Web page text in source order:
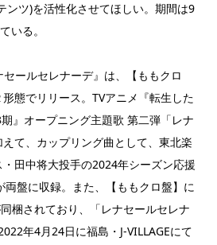
ンツ)を活性化させてほしい。期間は9
いる。
ールセレナーデ』は、【ももクロ
態でリリース。TVアニメ『転生した
』オープニング主題歌 第二弾「レナ
て、カップリング曲として、東北楽
田中将大投手の2024年シーズン応援
盤に収録。また、【ももクロ盤】に
梱されており、「レナセールセレナ
年4月24日に福島・J-VILLAGEにて